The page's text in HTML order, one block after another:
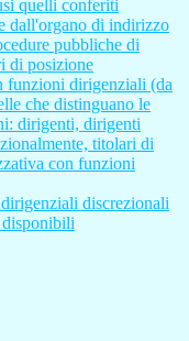
quelli conferiti
dall'organo di indirizzo
pubbliche di
di posizione
funzioni dirigenziali (da
che distinguano le
dirigenti, dirigenti
titolari di
con funzioni
discrezionali